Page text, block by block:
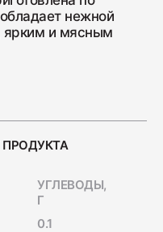
Сальчичон
"Краковская"
нежной
ярким и мясным
ПРОДУКТА
УГЛЕВОДЫ,
Г
0.1